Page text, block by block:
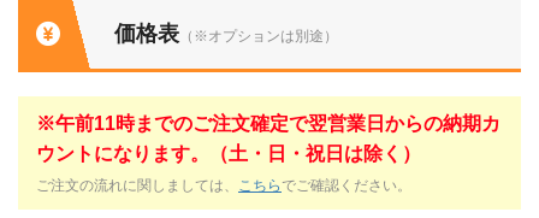
価格表 （※オプションは別途）
※午前11時までのご注文確定で翌営業日からの納期カ
ウントになります。（土・日・祝日は除く）
ご注文の流れに関しましては、 こちら でご確認ください。